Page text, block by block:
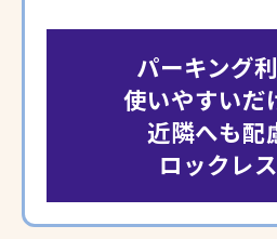
パーキング
使いやすいだ
近隣へも配
ロックレ